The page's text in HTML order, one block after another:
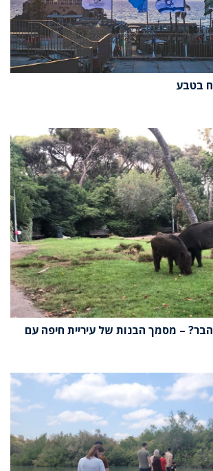
בטבע
הבר? – מסמך הבנות של עיריית חיפה עם